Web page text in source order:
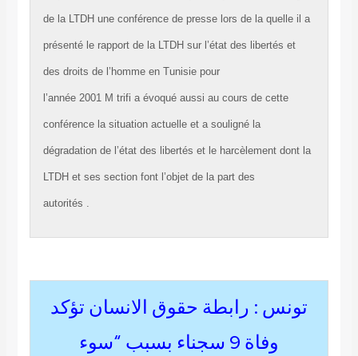
de la LTDH une conférence de presse lors de la quelle il a
présenté le rapport de la LTDH sur l’état des libertés et
des droits de l’homme en Tunisie pour
l’année 2001 M trifi a évoqué aussi au cours de cette
conférence la situation actuelle et a souligné la
dégradation de l’état des libertés et le harcèlement dont la
LTDH et ses section font l’objet de la part des
autorités .
تونس : رابطة حقوق الانسان تؤكد
وفاة 9 سجناء بسبب “سوء